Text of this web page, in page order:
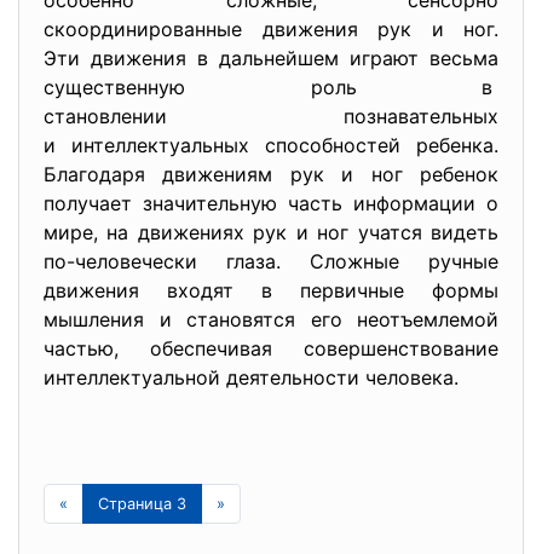
скоординированные движения рук и ног.
Эти движения в дальнейшем играют весьма
существенную роль в
становлении познавательных
и интеллектуальных способностей ребенка.
Благодаря движениям рук и ног ребенок
получает значительную часть информации о
мире, на движениях рук и ног учатся видеть
по-человечески глаза. Сложные ручные
движения входят в первичные формы
мышления и становятся его неотъемлемой
частью, обеспечивая совершенствование
интеллектуальной деятельности человека.
« Страница 3 »